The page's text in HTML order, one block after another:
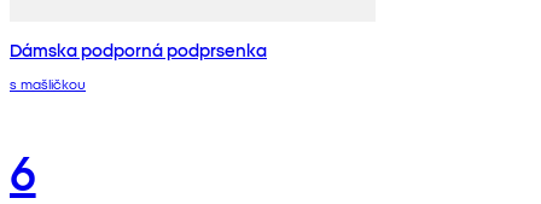
Dámska podporná podprsenka
s mašličkou
6